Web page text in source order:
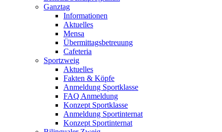
Ganztag
Informationen
Aktuelles
Mensa
Übermittagsbetreuung
Cafeteria
Sportzweig
Aktuelles
Fakten & Köpfe
Anmeldung Sportklasse
FAQ Anmeldung
Konzept Sportklasse
Anmeldung Sportinternat
Konzept Sportinternat